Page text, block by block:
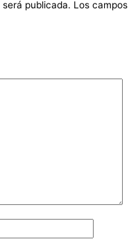
publicada. Los campos